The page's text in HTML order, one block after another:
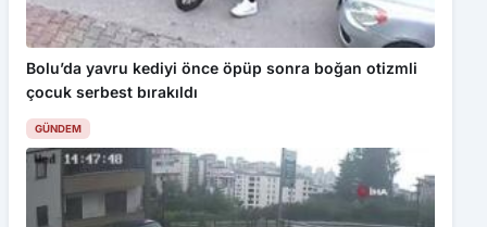
Bolu’da yavru kediyi önce öpüp sonra boğan otizmli
çocuk serbest bırakıldı
GÜNDEM